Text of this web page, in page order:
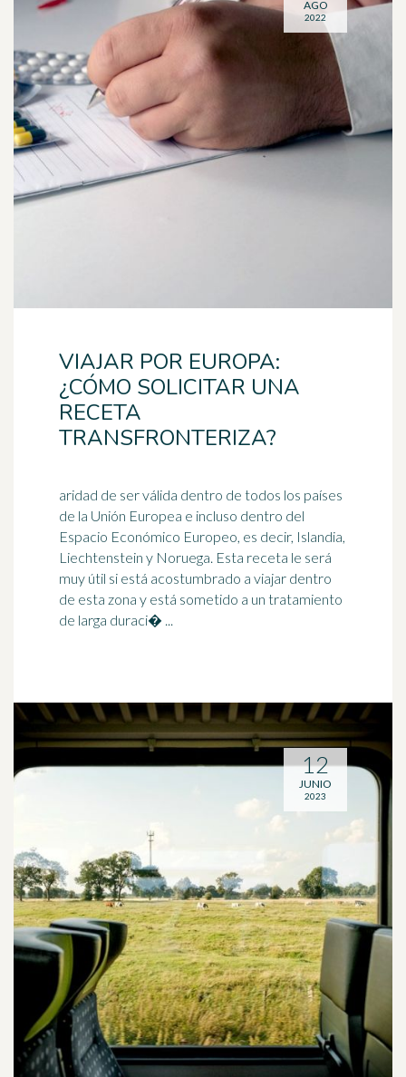
VIAJAR POR EUROPA:
¿CÓMO SOLICITAR UNA
RECETA
TRANSFRONTERIZA?
aridad de ser válida dentro de todos los países
de la Unión Europea e incluso dentro del
Espacio Económico Europeo, es decir, Islandia,
Liechtenstein y Noruega. Esta receta le será
muy útil si está acostumbrado a viajar dentro
de esta zona y está sometido a un tratamiento
de larga duraci� ...
AGO
2022
12
JUNIO
2023